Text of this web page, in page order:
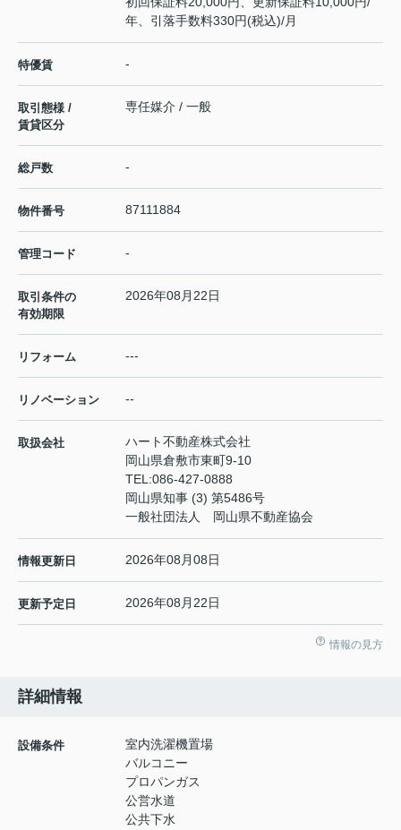
年、引落手数料330円(税込)/月
特優賃 -
取引態様 /
賃貸区分
専任媒介 / 一般
総戸数 -
物件番号 87111884
管理コード -
取引条件の
有効期限
2026年08月22日
リフォーム ---
リノベーション --
取扱会社
ハート不動産株式会社
岡山県倉敷市東町9-10
TEL:086-427-0888
岡山県知事 (3) 第5486号
一般社団法人 岡山県不動産協会
情報更新日 2026年08月08日
更新予定日 2026年08月22日
情報の見方
詳細情報
設備条件
室内洗濯機置場
バルコニー
プロパンガス
公営水道
公共下水